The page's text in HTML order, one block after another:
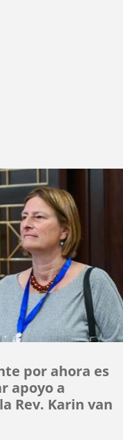
por ahora es
apoyo a
Rev. Karin van